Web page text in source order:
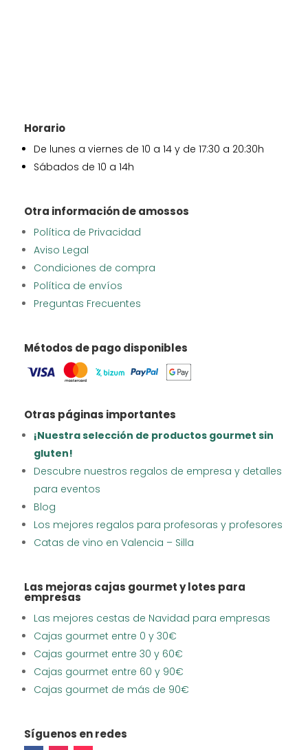
Horario
De lunes a viernes de 10 a 14 y de 17:30 a 20:30h
Sábados de 10 a 14h
Otra información de amossos
Política de Privacidad
Aviso Legal
Condiciones de compra
Política de envíos
Preguntas Frecuentes
Métodos de pago disponibles
Otras páginas importantes
¡Nuestra selección de productos gourmet sin
gluten!
Descubre nuestros regalos de empresa y detalles
para eventos
Blog
Los mejores regalos para profesoras y profesores
Catas de vino en Valencia – Silla
Las mejoras cajas gourmet y lotes para
empresas
Las mejores cestas de Navidad para empresas
Cajas gourmet entre 0 y 30€
Cajas gourmet entre 30 y 60€
Cajas gourmet entre 60 y 90€
Cajas gourmet de más de 90€
Síguenos en redes